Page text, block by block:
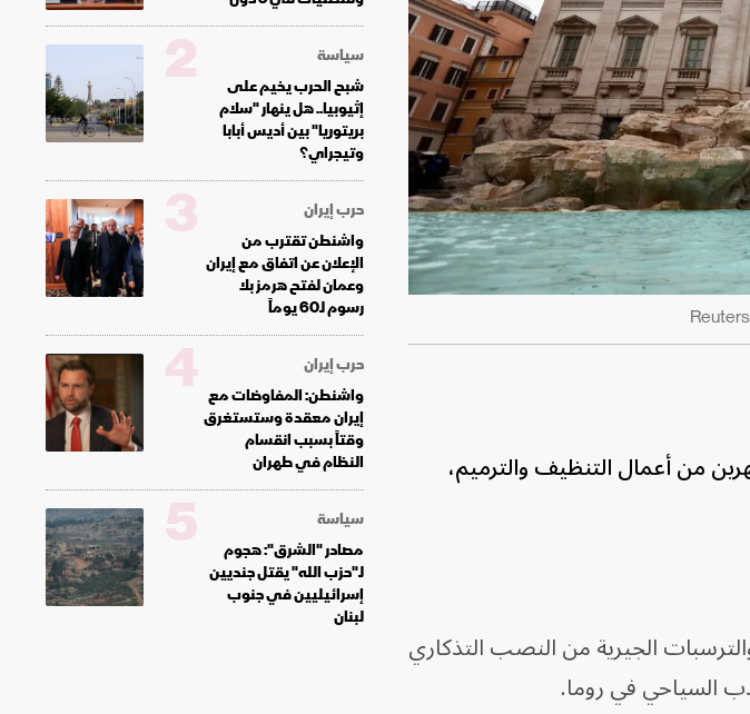
من أعمال التنظيف والترميم،
الأوساخ والترسبات الجيرية من النصب التذكاري
السياحي في روما.
سياسة
شبح الحرب يخيم على
إثيوبيا.. هل ينهار "سلام
بريتوريا" بين أديس أبابا
وتيجراي؟
2
حرب إيران
واشنطن تقترب من
الإعلان عن اتفاق مع إيران
وعمان لفتح هرمز بلا
رسوم لـ60 يوماً
3
حرب إيران
واشنطن: المفاوضات مع
إيران معقدة وستستغرق
وقتاً بسبب انقسام
النظام في طهران
4
سياسة
مصادر "الشرق": هجوم
لـ"حزب الله" يقتل جنديين
إسرائيليين في جنوب
لبنان
5